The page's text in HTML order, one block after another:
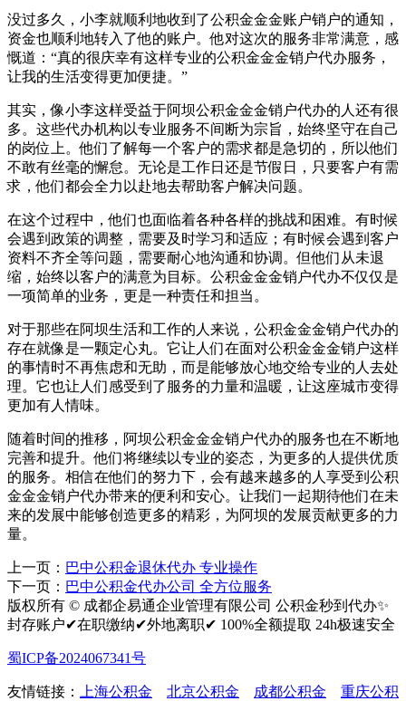
没过多久，小李就顺利地收到了公积金金金账户销户的通知，
资金也顺利地转入了他的账户。他对这次的服务非常满意，感
慨道：“真的很庆幸有这样专业的公积金金金销户代办服务，
让我的生活变得更加便捷。”
其实，像小李这样受益于阿坝公积金金金销户代办的人还有很
多。这些代办机构以专业服务不间断为宗旨，始终坚守在自己
的岗位上。他们了解每一个客户的需求都是急切的，所以他们
不敢有丝毫的懈怠。无论是工作日还是节假日，只要客户有需
求，他们都会全力以赴地去帮助客户解决问题。
在这个过程中，他们也面临着各种各样的挑战和困难。有时候
会遇到政策的调整，需要及时学习和适应；有时候会遇到客户
资料不齐全等问题，需要耐心地沟通和协调。但他们从未退
缩，始终以客户的满意为目标。公积金金金销户代办不仅仅是
一项简单的业务，更是一种责任和担当。
对于那些在阿坝生活和工作的人来说，公积金金金销户代办的
存在就像是一颗定心丸。它让人们在面对公积金金金销户这样
的事情时不再焦虑和无助，而是能够放心地交给专业的人去处
理。它也让人们感受到了服务的力量和温暖，让这座城市变得
更加有人情味。
随着时间的推移，阿坝公积金金金销户代办的服务也在不断地
完善和提升。他们将继续以专业的姿态，为更多的人提供优质
的服务。相信在他们的努力下，会有越来越多的人享受到公积
金金金销户代办带来的便利和安心。让我们一起期待他们在未
来的发展中能够创造更多的精彩，为阿坝的发展贡献更多的力
量。
上一页： 巴中公积金退休代办 专业操作
下一页： 巴中公积金代办公司 全方位服务
版权所有 © 成都企易通企业管理有限公司 公积金秒到代办✨
封存账户✔在职缴纳✔外地离职✔ 100%全额提取 24h极速安全
蜀ICP备2024067341号
友情链接： 上海公积金 北京公积金 成都公积金 重庆公积